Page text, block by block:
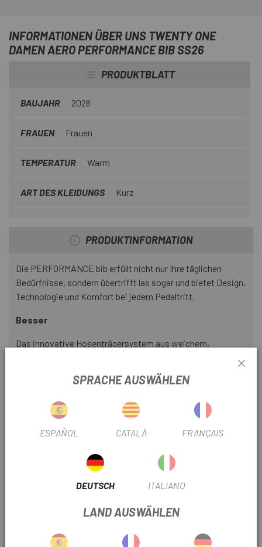
INFORMATIONEN ÜBER UNS TWENTY ONE
DAMEN AERO PERFORMANCE BIB SS26
PRODUKTBLATT
BAUJAHR 2026
FRAUEN Frauen
TEMPERATUR Warm
ART DES KLEIDUNGS Kurz
PRODUKTINFORMATION
Die PERFORMANCE bib erfüllt nicht nur Ihre täglichen
Bedürfnisse, sondern übertrifft las sogar und bietet Design,
Technologie und Komfort bei jedem Pedaltritt.
Besser
Das innovative Hosenträgersystem aus weichem,
absoluten Tragekomfort. Dank seines Designs wird
jeglicher Druck auf den Oberkörper vermieden und es passt
sich perfekt der Anatomie des Radfahrers an, unabhängig
von dessen Statur.
Die bib ist aus hochwertigem italienischem Material
und erzielt so die perfekte Balance zwischen Komfort und
SPRACHE AUSWÄHLEN
ESPAÑOL CATALÀ FRANÇAIS
DEUTSCH ITALIANO
LAND AUSWÄHLEN